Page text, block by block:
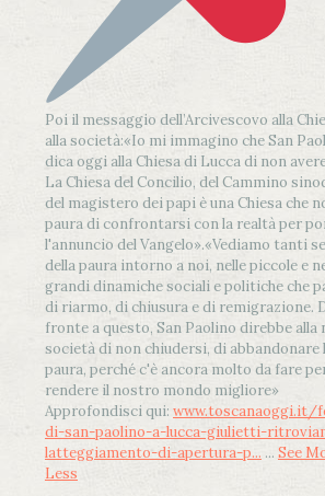
Poi il messaggio dell’Arcivescovo alla
alla società:«Io mi immagino che San
dica oggi alla Chiesa di Lucca di non
La Chiesa del Concilio, del Cammino
del magistero dei papi è una Chiesa che
paura di confrontarsi con la realtà per
l'annuncio del Vangelo».«Vediamo tanti
della paura intorno a noi, nelle piccole e
grandi dinamiche sociali e politiche che
di riarmo, di chiusura e di remigrazione.
fronte a questo, San Paolino direbbe alla
società di non chiudersi, di abbandonare
paura, perché c'è ancora molto da fare
rendere il nostro mondo migliore»
Approfondisci qui: www.toscanaoggi.it/
di-san-paolino-a-lucca-giulietti-
latteggiamento-di-apertura-p... ... See
Less